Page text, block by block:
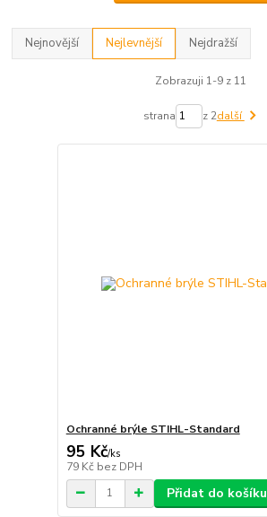
Nejnovější Nejlevnější Nejdražší
Zobrazuji 1-9 z 11
strana z 2další
Ochranné brýle STIHL-Standard
95 Kč/ks
79 Kč bez DPH
Přidat do košíku